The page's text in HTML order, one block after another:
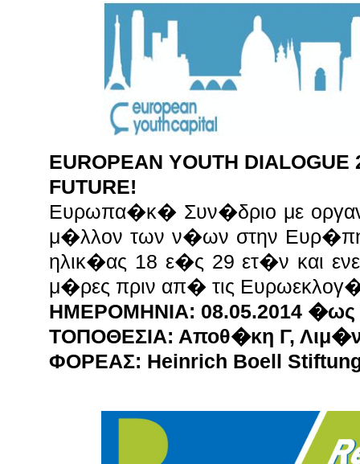
EUROPEAN YOUTH DIALOGUE
FUTURE!
Ευρωπα�κ� Συν�δριο με
μ�λλον των ν�ων στην
ηλικ�ας 18 ε�ς 29ετ�ν και
μ�ρες πριν απ� τις
ΗΜΕΡΟΜΗΝΙΑ: 08.05.2014 �ως
ΤΟΠΟΘΕΣΙΑ: Αποθ�κη Γ,
ΦΟΡΕΑΣ: Heinrich Boell